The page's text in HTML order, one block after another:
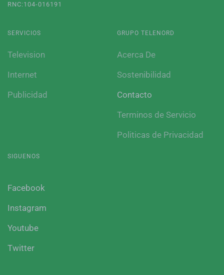
RNC:104-016191
SERVICIOS
Television
Internet
Publicidad
GRUPO TELENORD
Acerca De
Sostenibilidad
Contacto
Terminos de Servicio
Politicas de Privacidad
SIGUENOS
Facebook
Instagram
Youtube
Twitter